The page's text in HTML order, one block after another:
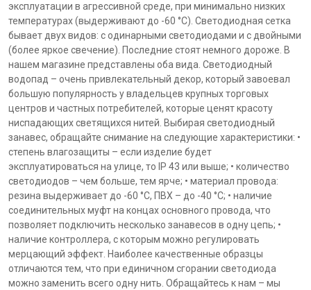
эксплуатации в агрессивной среде, при минимально низких
температурах (выдерживают до -60 °С). Светодиодная сетка
бывает двух видов: с одинарными светодиодами и с двойными
(более яркое свечение). Последние стоят немного дороже. В
нашем магазине представлены оба вида. Светодиодный
водопад – очень привлекательный декор, который завоевал
большую популярность у владельцев крупных торговых
центров и частных потребителей, которые ценят красоту
ниспадающих светящихся нитей. Выбирая светодиодный
занавес, обращайте снимание на следующие характеристики: •
степень влагозащиты – если изделие будет
эксплуатироваться на улице, то IP 43 или выше; • количество
светодиодов – чем больше, тем ярче; • материал провода:
резина выдерживает до -60 °С, ПВХ – до -40 °С; • наличие
соединительных муфт на концах основного провода, что
позволяет подключить несколько занавесов в одну цепь; •
наличие контроллера, с которым можно регулировать
мерцающий эффект. Наиболее качественные образцы
отличаются тем, что при единичном сгорании светодиода
можно заменить всего одну нить. Обращайтесь к нам – мы